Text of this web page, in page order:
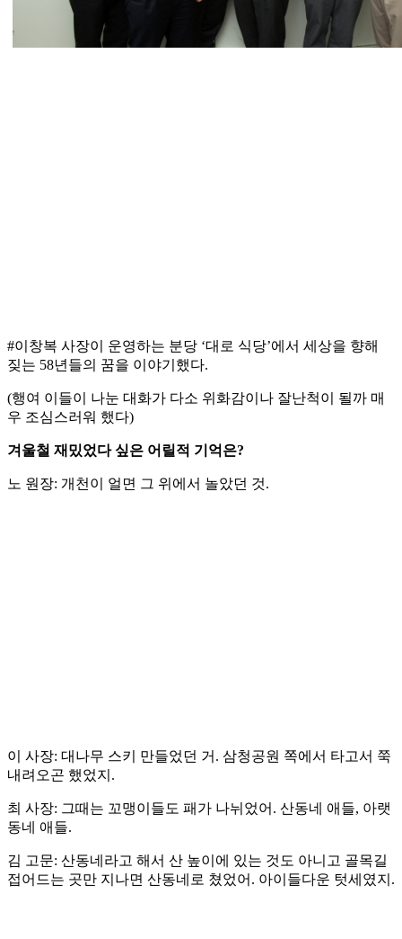
#이창복 사장이 운영하는 분당 ‘대로 식당’에서 세상을 향해
짖는 58년들의 꿈을 이야기했다.
(행여 이들이 나눈 대화가 다소 위화감이나 잘난척이 될까 매
우 조심스러워 했다)
겨울철 재밌었다 싶은 어릴적 기억은?
노 원장: 개천이 얼면 그 위에서 놀았던 것.
이 사장: 대나무 스키 만들었던 거. 삼청공원 쪽에서 타고서 쭉
내려오곤 했었지.
최 사장: 그때는 꼬맹이들도 패가 나뉘었어. 산동네 애들, 아랫
동네 애들.
김 고문: 산동네라고 해서 산 높이에 있는 것도 아니고 골목길
접어드는 곳만 지나면 산동네로 쳤었어. 아이들다운 텃세였지.